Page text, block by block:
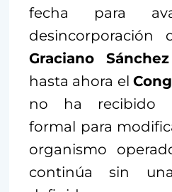
fecha para
desincorporación
Graciano Sánchez
hasta ahora el
no ha recibido
formal para
organismo
continúa sin